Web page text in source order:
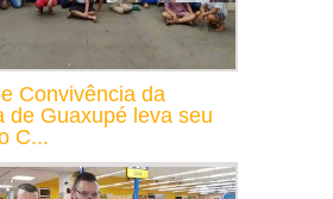
Convivência da
de Guaxupé leva seu
C...